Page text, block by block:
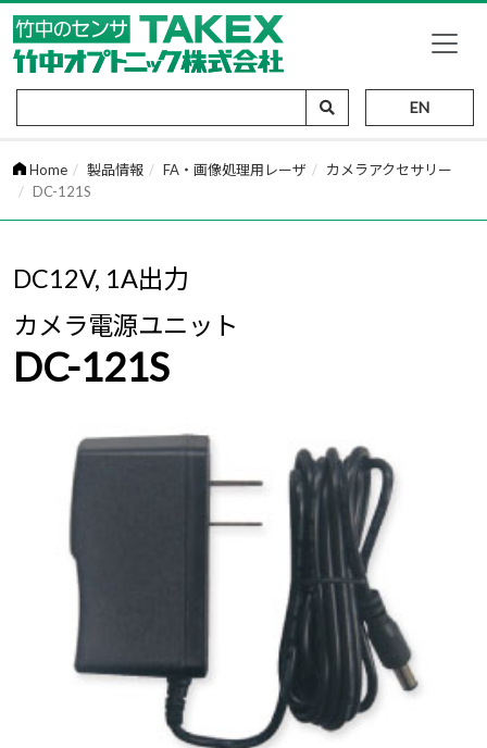
EN
Home 製品情報 FA・画像処理用レーザ
カメラアクセサリー
DC-121S
DC12V, 1A出力
カメラ電源ユニット
DC-121S